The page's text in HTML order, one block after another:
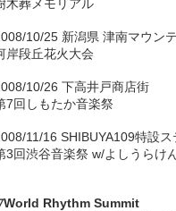
木葬メモリアル
10/25 新潟県 津南マウン
岸段丘花火大会
10/26 下高井戸商店街
7回しもたか音楽祭
11/16 SHIBUYA109特設ス
3回渋谷音楽祭 w/よしうらけ
Rhythm Summit